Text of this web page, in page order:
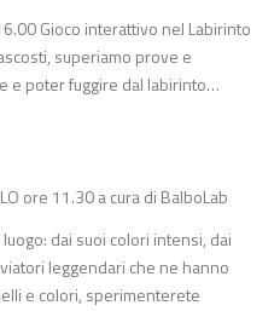
Gioco interattivo nel Labirinto
superiamo prove e
e poter fuggire dal labirinto…
ore 11.30 a cura di BalboLab
dai suoi colori intensi, dai
leggendari che ne hanno
e colori, sperimenterete